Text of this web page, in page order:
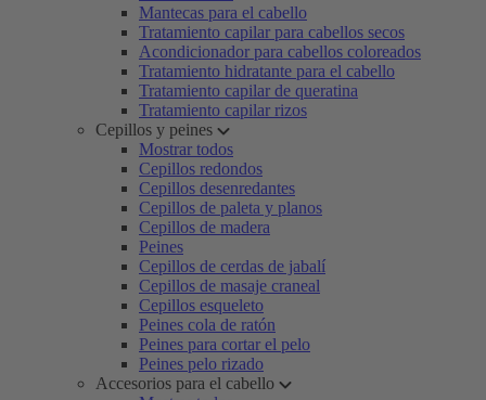
Mantecas para el cabello
Tratamiento capilar para cabellos secos
Acondicionador para cabellos coloreados
Tratamiento hidratante para el cabello
Tratamiento capilar de queratina
Tratamiento capilar rizos
Cepillos y peines
Mostrar todos
Cepillos redondos
Cepillos desenredantes
Cepillos de paleta y planos
Cepillos de madera
Peines
Cepillos de cerdas de jabalí
Cepillos de masaje craneal
Cepillos esqueleto
Peines cola de ratón
Peines para cortar el pelo
Peines pelo rizado
Accesorios para el cabello